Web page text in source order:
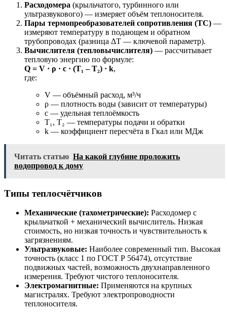
Расходомера (крыльчатого, турбинного или
ультразвукового) — измеряет объём теплоносителя.
Пары термопреобразователей сопротивления (ТС) —
измеряют температуру в подающем и обратном
трубопроводах (разница ΔT — ключевой параметр).
Вычислителя (тепловычислителя) — рассчитывает
тепловую энергию по формуле:
Q = V · ρ · c · (T₁ – T₂) · k,
где:
V — объёмный расход, м³/ч
ρ — плотность воды (зависит от температуры)
c — удельная теплоёмкость
T₁, T₂ — температуры подачи и обратки
k — коэффициент пересчёта в Гкал или МДж
Читать статью На какой глубине проложить
водопровод к дому
Типы теплосчётчиков
Механические (тахометрические): Расходомер с
крыльчаткой + механический вычислитель. Низкая
стоимость, но низкая точность и чувствительность к
загрязнениям.
Ультразвуковые: Наиболее современный тип. Высокая
точность (класс 1 по ГОСТ Р 56474), отсутствие
подвижных частей, возможность двухнаправленного
измерения. Требуют чистого теплоносителя.
Электромагнитные: Применяются на крупных
магистралях. Требуют электропроводности
теплоносителя.